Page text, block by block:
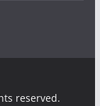
reserved.